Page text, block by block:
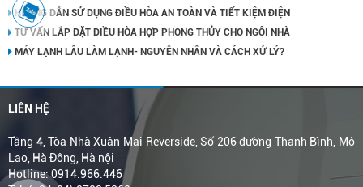
HUỚNG DẪN SỬ DỤNG ĐIỀU HÒA AN TOÀN VÀ TIẾT KIỆM ĐIỆN
TƯ VẤN LẮP ĐẶT ĐIỀU HÒA HỢP PHONG THỦY CHO NGÔI NHÀ
MÁY LẠNH LÂU LÀM LẠNH- NGUYÊN NHÂN VÀ CÁCH XỬ LÝ?
LIÊN HỆ
Tầng 4, Tòa Nhà Xuân Mai Reverside, Số 206 đường Thanh Bình, Mộ
Lao, Hà Đông, Hà nội
Hotline: 0914.966.446